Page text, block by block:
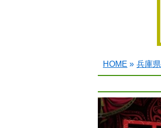
HOME » 兵庫県